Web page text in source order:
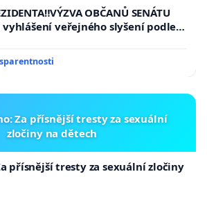
republiky
OBČANŮ SENÁTU
vyhlášení veřejného slyšení podle §
Senátu k návrhu na přijetí
Za přísnější tresty za sexuální
zločiny na dětech
přísnější tresty za sexuální zločiny